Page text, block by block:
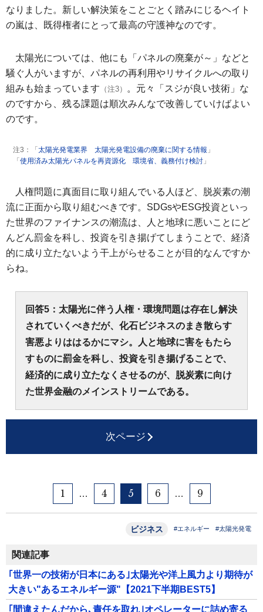
なりました。新しい解決策をことごとく踏みにじるヘイト
の嵐は、既得権者にとって最高の守護神なのです。
太陽光については、他にも「パネルの廃棄が～」などと
騒ぐ人がいますが、パネルの再利用やリサイクルへの取り
組みも始まっています （注3）
。元々「スジが良い技術」な
のですから、残る課題は順次みんなで改善していけばよい
のです。
注3：「 太陽光発電業界 太陽光発電設備の廃棄に関する情報 」
「 使用済み太陽光パネルを再資源化 環境省、義務付け検討 」
人権問題に真面目に取り組んでいる人ほど、脱炭素の潮
流に正面から取り組むべきです。SDGsやESG投資といっ
た世界のファイナンスの潮流は、人と地球に悪いことにど
んどん罰金を科し、投資を引き揚げてしまうことで、経済
的に成り立たないよう干上がらせることが目的なんですか
らね。
回答5：太陽光に伴う人権・環境問題は存在し解決
されていくべきだが、化石ビジネスのまき散らす
害悪よりははるかにマシ。人と地球に害をもたら
すものに罰金を科し、投資を引き揚げることで、
経済的に成り立たなくさせるのが、脱炭素に向け
た世界金融のメインストリームである。
次ページ
1 … 4 5 6 … 9
ビジネス #エネルギー #太陽光発電
関連記事
｢世界一の技術が日本にある｣太陽光や洋上風力より期待が
大きい"あるエネルギー源"【2021下半期BEST5】
｢間違えたんだから､責任を取れ｣オペレーターに詰め寄る